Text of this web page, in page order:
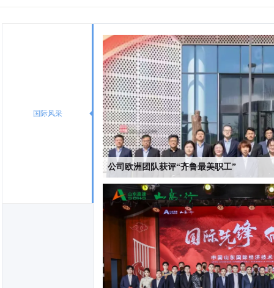
国际风采
公司欧洲团队获评“齐鲁最美职工”